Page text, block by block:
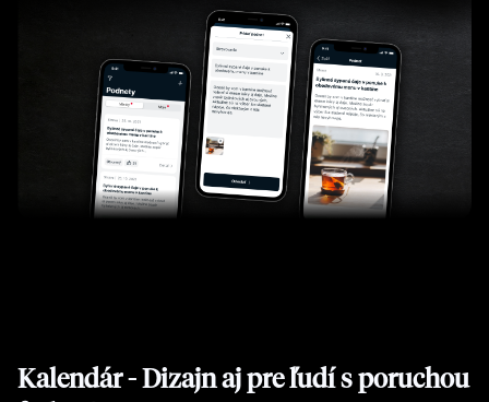
Kalendár - Dizajn aj pre ľudí s poruchou